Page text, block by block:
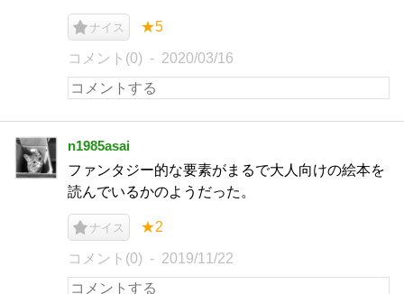
ナイス ★5
コメント(0) 2020/03/16
n1985asai
ファンタジー的な要素がまるで大人向けの絵本を
読んでいるかのようだった。
ナイス ★2
コメント(0) 2019/11/22